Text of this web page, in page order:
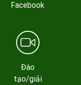
Facebook
Đào
tạo/giải